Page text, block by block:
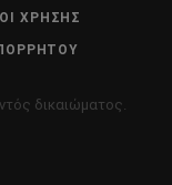
ΧΡΉΣΗΣ
δικαιώματος.